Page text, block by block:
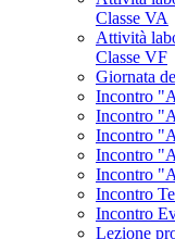
Classe VA
Attività
Classe VF
Giornata
Incontro
Incontro
Incontro
Incontro
Incontro
Incontro
Incontro
Lezione